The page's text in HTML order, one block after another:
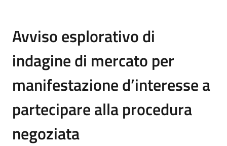
Avviso esplorativo di
indagine di mercato per
manifestazione d’interesse a
partecipare alla procedura
negoziata